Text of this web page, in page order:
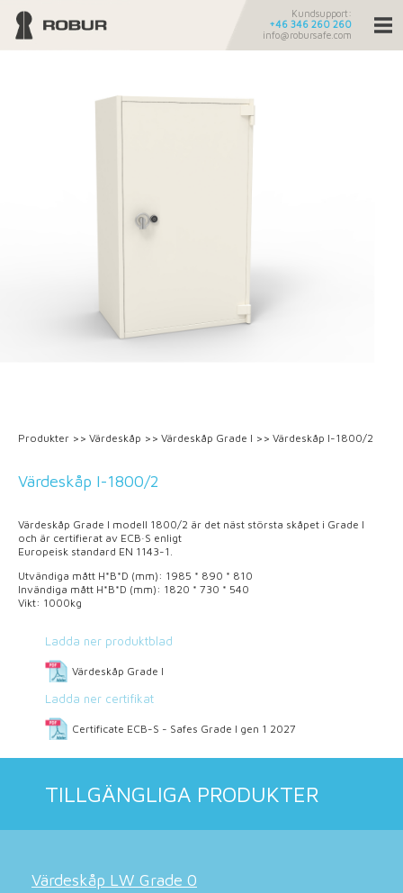
Kundsupport:
+46 346 260 260
info@robursafe.com
Produkter >> Värdeskåp >> Värdeskåp Grade I >> Värdeskåp I-1800/2
Värdeskåp I-1800/2
Värdeskåp Grade I modell 1800/2 är det näst största skåpet i Grade I
och är certifierat av ECB·S enligt
Europeisk standard EN 1143-1.
Utvändiga mått H*B*D (mm): 1985 * 890 * 810
Invändiga mått H*B*D (mm): 1820 * 730 * 540
Vikt: 1000kg
Ladda ner produktblad
Värdeskåp Grade I
Ladda ner certifikat
Certificate ECB-S - Safes Grade I gen 1 2027
TILLGÄNGLIGA PRODUKTER
Värdeskåp LW Grade 0